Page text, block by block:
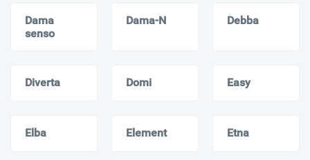
Dama
senso
Dama-N Debba
Diverta Domi Easy
Elba Element Etna